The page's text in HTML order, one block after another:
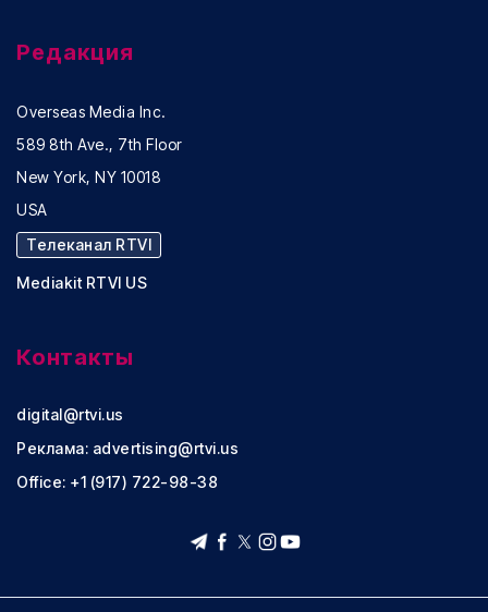
Редакция
Overseas Media Inc.
589 8th Ave., 7th Floor
New York, NY 10018
USA
Телеканал RTVI
Mediakit RTVI US
Контакты
digital@rtvi.us
Реклама: advertising@rtvi.us
Office: +1 (917) 722-98-38